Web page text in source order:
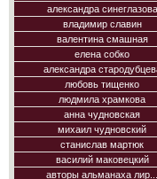
александра синеглазова
владимир славин
валентина смашная
елена собко
александра
любовь тищенко
людмила храмкова
анна чудновская
михаил чудновский
станислав мартюк
василий маковецкий
авторы альманаха лир...